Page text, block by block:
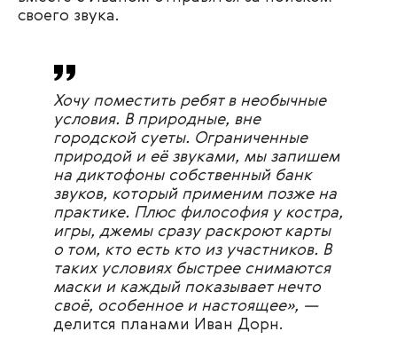
своего звука.
Хочу поместить ребят в необычные
условия. В природные, вне
городской суеты. Ограниченные
природой и её звуками, мы запишем
на диктофоны собственный банк
звуков, который применим позже на
практике. Плюс философия у костра,
игры, джемы сразу раскроют карты
о том, кто есть кто из участников. В
таких условиях быстрее снимаются
маски и каждый показывает нечто
своё, особенное и настоящее», —
делится планами Иван Дорн.